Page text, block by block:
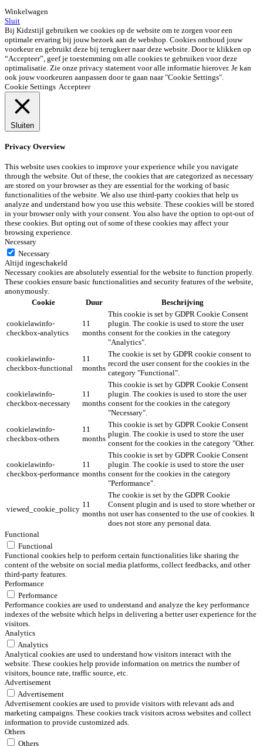
Winkelwagen
Sluit
Bij Kidzstijl gebruiken we cookies op de website om te zorgen voor een
optimale ervaring bij jouw bezoek aan de webshop. Cookies onthoud jouw
voorkeur en gebruikt deze bij terugkeer naar deze website. Door te klikken op
“Accepteer”, geef je toestemming om alle cookies te gebruiken voor deze
optimalisatie. Zie onze privacy statement voor alle informatie hierover. Je kan
ook jouw voorkeuren aanpassen door te gaan naar "Cookie Settings".
Cookie Settings Accepteer
Sluiten
Privacy Overview
This website uses cookies to improve your experience while you navigate
through the website. Out of these, the cookies that are categorized as necessary
are stored on your browser as they are essential for the working of basic
functionalities of the website. We also use third-party cookies that help us
analyze and understand how you use this website. These cookies will be stored
in your browser only with your consent. You also have the option to opt-out of
these cookies. But opting out of some of these cookies may affect your
browsing experience.
Necessary
Necessary
Altijd ingeschakeld
Necessary cookies are absolutely essential for the website to function properly.
These cookies ensure basic functionalities and security features of the website,
anonymously.
Cookie
Duur Beschrijving
cookielawinfo-
checkbox-analytics
11
months
This cookie is set by GDPR Cookie Consent
plugin. The cookie is used to store the user
consent for the cookies in the category
"Analytics".
cookielawinfo-
checkbox-functional
11
months
The cookie is set by GDPR cookie consent to
record the user consent for the cookies in the
category "Functional".
cookielawinfo-
checkbox-necessary
11
months
This cookie is set by GDPR Cookie Consent
plugin. The cookies is used to store the user
consent for the cookies in the category
"Necessary".
cookielawinfo-
checkbox-others
11
months
This cookie is set by GDPR Cookie Consent
plugin. The cookie is used to store the user
consent for the cookies in the category "Other.
cookielawinfo-
checkbox-performance
11
months
This cookie is set by GDPR Cookie Consent
plugin. The cookie is used to store the user
consent for the cookies in the category
"Performance".
viewed_cookie_policy
11
months
The cookie is set by the GDPR Cookie
Consent plugin and is used to store whether or
not user has consented to the use of cookies. It
does not store any personal data.
Functional
Functional
Functional cookies help to perform certain functionalities like sharing the
content of the website on social media platforms, collect feedbacks, and other
third-party features.
Performance
Performance
Performance cookies are used to understand and analyze the key performance
indexes of the website which helps in delivering a better user experience for the
visitors.
Analytics
Analytics
Analytical cookies are used to understand how visitors interact with the
website. These cookies help provide information on metrics the number of
visitors, bounce rate, traffic source, etc.
Advertisement
Advertisement
Advertisement cookies are used to provide visitors with relevant ads and
marketing campaigns. These cookies track visitors across websites and collect
information to provide customized ads.
Others
Others